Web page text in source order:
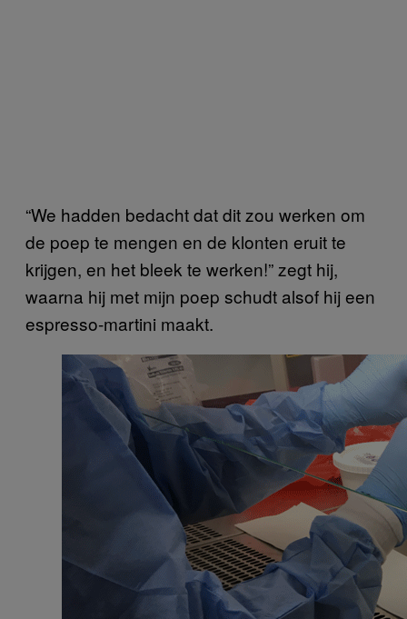
“We hadden bedacht dat dit zou werken om
de poep te mengen en de klonten eruit te
krijgen, en het bleek te werken!” zegt hij,
waarna hij met mijn poep schudt alsof hij een
espresso-martini maakt.